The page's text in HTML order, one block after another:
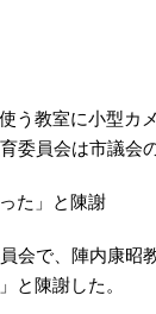
う教室に小型カ
委員会は市議会
た」と陳謝
会で、陣内康昭
と陳謝した。